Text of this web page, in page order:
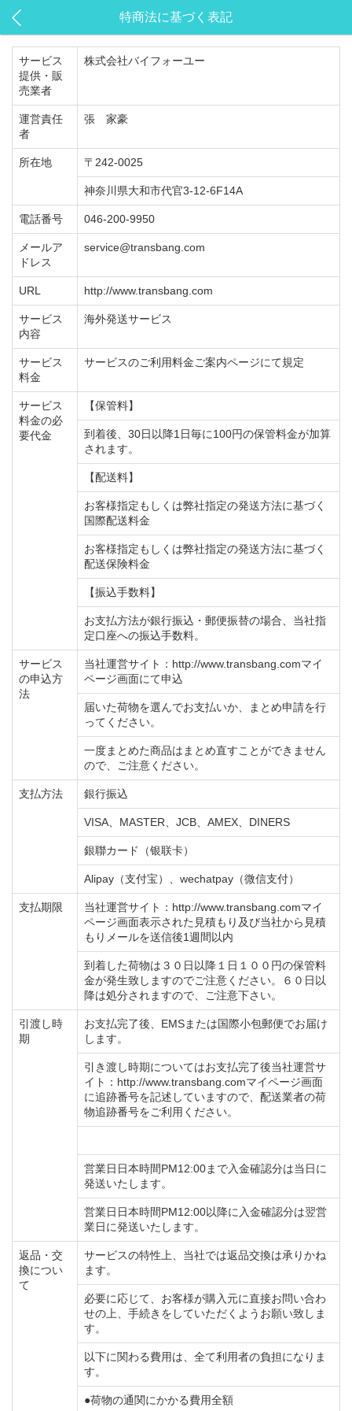
特商法に基づく表記
サービス
提供・販
売業者
株式会社バイフォーユー
運営責任
者
張 家豪
所在地 〒242-0025
神奈川県大和市代官3-12-6F14A
電話番号 046-200-9950
メールア
ドレス
service@transbang.com
URL http://www.transbang.com
サービス
内容
海外発送サービス
サービス
料金
サービスのご利用料金ご案内ページにて規定
サービス
料金の必
要代金
【保管料】
到着後、30日以降1日毎に100円の保管料金が加算
されます。
【配送料】
お客様指定もしくは弊社指定の発送方法に基づく
国際配送料金
お客様指定もしくは弊社指定の発送方法に基づく
配送保険料金
【振込手数料】
お支払方法が銀行振込・郵便振替の場合、当社指
定口座への振込手数料。
サービス
の申込方
法
当社運営サイト：http://www.transbang.comマイ
ページ画面にて申込
届いた荷物を選んでお支払いか、まとめ申請を行
ってください。
一度まとめた商品はまとめ直すことができません
ので、ご注意ください。
支払方法 銀行振込
VISA、MASTER、JCB、AMEX、DINERS
銀聯カード（银联卡）
Alipay（支付宝）、wechatpay（微信支付）
支払期限
当社運営サイト：http://www.transbang.comマイ
ページ画面表示された見積もり及び当社から見積
もりメールを送信後1週間以内
到着した荷物は３０日以降１日１００円の保管料
金が発生致しますのでご注意ください。６０日以
降は処分されますので、ご注意下さい。
引渡し時
期
お支払完了後、EMSまたは国際小包郵便でお届け
します。
引き渡し時期についてはお支払完了後当社運営サ
イト：http://www.transbang.comマイページ画面
に追跡番号を記述していますので、配送業者の荷
物追跡番号をご利用ください。
営業日日本時間PM12:00まで入金確認分は当日に
発送いたします。
営業日日本時間PM12:00以降に入金確認分は翌営
業日に発送いたします。
返品・交
換につい
て
サービスの特性上、当社では返品交換は承りかね
ます。
必要に応じて、お客様が購入元に直接お問い合わ
せの上、手続きをしていただくようお願い致しま
す。
以下に関わる費用は、全て利用者の負担になりま
す。
●荷物の通関にかかる費用全額